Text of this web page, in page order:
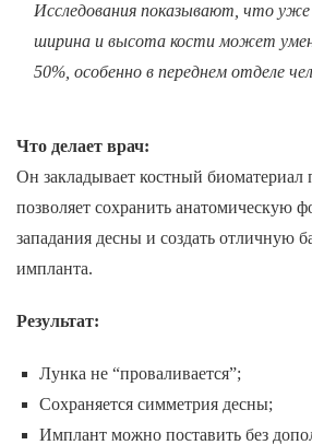
Исследования показывают, что уже
ширина и высота кости может
50%, особенно в переднем отделе
Что делает врач:
Он закладывает костный
позволяет сохранить анатомическую
западания десны и создать отличную
импланта.
Результат:
Лунка не “проваливается”;
Сохраняется симметрия десны;
Имплант можно поставить без